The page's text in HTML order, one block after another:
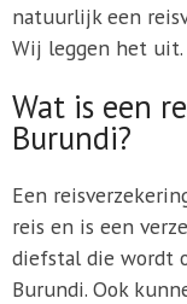
natuurlijk een
Wij leggen het uit.
Wat is een
Burundi?
Een
reis en is een
diefstal die wordt
Burundi. Ook